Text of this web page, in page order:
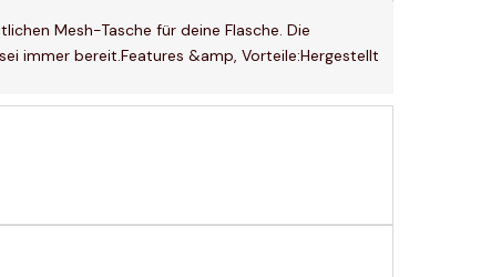
Mesh-Tasche für deine Flasche. Die
immer bereit.Features &amp, Vorteile:Hergestellt